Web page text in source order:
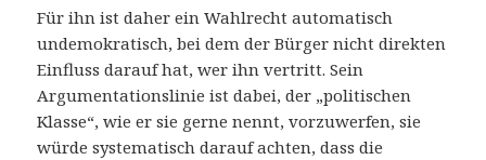
Für ihn ist daher ein Wahlrecht automatisch
undemokratisch, bei dem der Bürger nicht direkten
Einfluss darauf hat, wer ihn vertritt. Sein
Argumentationslinie ist dabei, der „politischen
Klasse“, wie er sie gerne nennt, vorzuwerfen, sie
würde systematisch darauf achten, dass die